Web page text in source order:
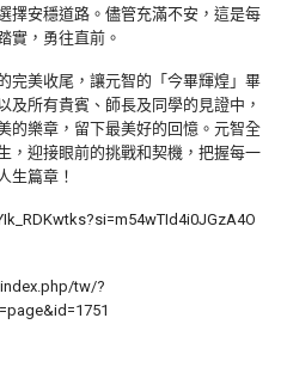
擇安穩道路。儘管充滿不安，這是每
實，勇往直前。
完美收尾，讓元智的「今畢輝煌」畢
及所有貴賓、師長及同學的見證中，
的樂章，留下最美好的回憶。元智全
，迎接眼前的挑戰和契機，把握每一
生篇章！
tw/?